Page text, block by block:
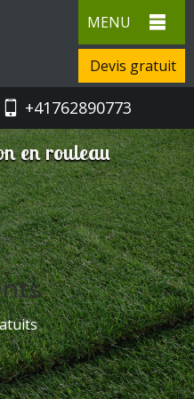
MENU
Devis gratuit
+41762890773
en rouleau